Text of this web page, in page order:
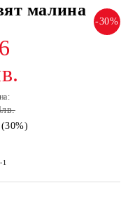
малина
-30%
1